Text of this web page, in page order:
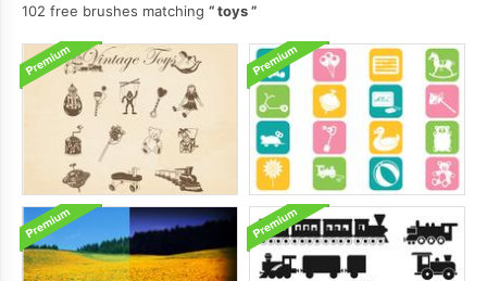
102 free brushes matching
toys